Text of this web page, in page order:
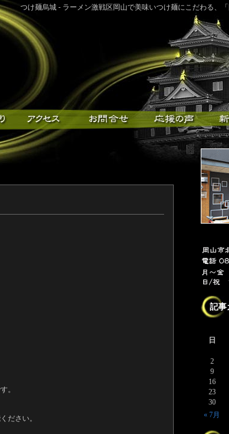
つけ麺烏城 - ラーメン激戦区岡山で美味いつけ麺にこだわる、
。
ださい。
記事
日
« 7月
2
9
16
23
30